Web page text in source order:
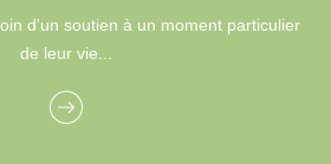
d'un soutien à un moment particulier
de leur vie...